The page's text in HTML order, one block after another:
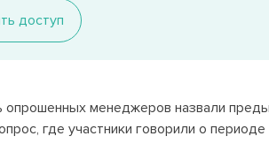
доступ
опрошенных менеджеров назвали
где участники говорили о